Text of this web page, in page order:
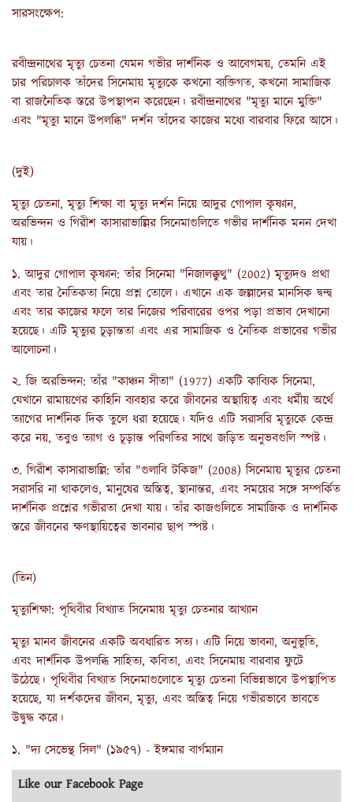
সারসংক্ষেপ:
রবীন্দ্রনাথের মৃত্যু চেতনা যেমন গভীর দার্শনিক ও আবেগময়, তেমনি এই
চার পরিচালক তাঁদের সিনেমায় মৃত্যুকে কখনো ব্যক্তিগত, কখনো সামাজিক
বা রাজনৈতিক স্তরে উপস্থাপন করেছেন। রবীন্দ্রনাথের "মৃত্যু মানে মুক্তি"
এবং "মৃত্যু মানে উপলব্ধি" দর্শন তাঁদের কাজের মধ্যে বারবার ফিরে আসে।
(দুই)
মৃত্যু চেতনা, মৃত্যু শিক্ষা বা মৃত্যু দর্শন নিয়ে আদুর গোপাল কৃষ্ণান,
অরভিন্দন ও গিরীশ কাসারাভাল্লির সিনেমাগুলিতে গভীর দার্শনিক মনন দেখা
যায়।
১. আদুর গোপাল কৃষ্ণান: তাঁর সিনেমা "নিজালক্কুথু" (2002) মৃত্যুদণ্ড প্রথা
এবং তার নৈতিকতা নিয়ে প্রশ্ন তোলে। এখানে এক জল্লাদের মানসিক দ্বন্দ্ব
এবং তার কাজের ফলে তার নিজের পরিবারের ওপর পড়া প্রভাব দেখানো
হয়েছে। এটি মৃত্যুর চূড়ান্ততা এবং এর সামাজিক ও নৈতিক প্রভাবের গভীর
আলোচনা।
২. জি অরভিন্দন: তাঁর "কাঞ্চন সীতা" (1977) একটি কাব্যিক সিনেমা,
যেখানে রামায়ণের কাহিনি ব্যবহার করে জীবনের অস্থায়িত্ব এবং ধর্মীয় অর্থে
ত্যাগের দার্শনিক দিক তুলে ধরা হয়েছে। যদিও এটি সরাসরি মৃত্যুকে কেন্দ্র
করে নয়, তবুও ত্যাগ ও চূড়ান্ত পরিণতির সাথে জড়িত অনুভবগুলি স্পষ্ট।
৩. গিরীশ কাসারাভাল্লি: তাঁর "গুলাবি টকিজ" (2008) সিনেমায় মৃত্যুর চেতনা
সরাসরি না থাকলেও, মানুষের অস্তিত্ব, স্থানান্তর, এবং সময়ের সঙ্গে সম্পর্কিত
দার্শনিক প্রশ্নের গভীরতা দেখা যায়। তাঁর কাজগুলিতে সামাজিক ও দার্শনিক
স্তরে জীবনের ক্ষণস্থায়িত্বের ভাবনার ছাপ স্পষ্ট।
(তিন)
মৃত্যুশিক্ষা: পৃথিবীর বিখ্যাত সিনেমায় মৃত্যু চেতনার আখ্যান
মৃত্যু মানব জীবনের একটি অবধারিত সত্য। এটি নিয়ে ভাবনা, অনুভূতি,
এবং দার্শনিক উপলব্ধি সাহিত্য, কবিতা, এবং সিনেমায় বারবার ফুটে
উঠেছে। পৃথিবীর বিখ্যাত সিনেমাগুলোতে মৃত্যু চেতনা বিভিন্নভাবে উপস্থাপিত
হয়েছে, যা দর্শকদের জীবন, মৃত্যু, এবং অস্তিত্ব নিয়ে গভীরভাবে ভাবতে
উদ্বুদ্ধ করে।
১. "দ্য সেভেন্থ সিল" (১৯৫৭) - ইঙ্গমার বার্গম্যান
Like our Facebook Page